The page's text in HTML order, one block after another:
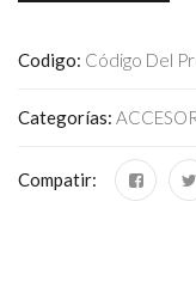
Codigo: Código Del
Categorías:
Compatir: